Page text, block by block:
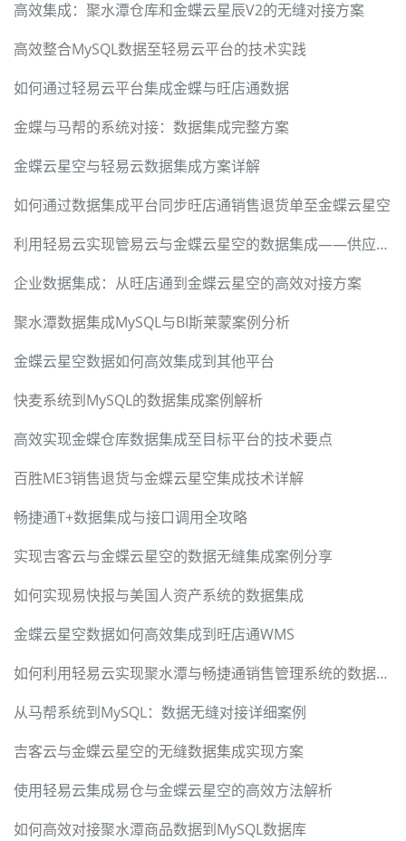
高效集成：聚水潭仓库和金蝶云星辰V2的无缝对接方案
高效整合MySQL数据至轻易云平台的技术实践
如何通过轻易云平台集成金蝶与旺店通数据
金蝶与马帮的系统对接：数据集成完整方案
金蝶云星空与轻易云数据集成方案详解
如何通过数据集成平台同步旺店通销售退货单至金蝶云星空
利用轻易云实现管易云与金蝶云星空的数据集成——供应商对接案例分析
企业数据集成：从旺店通到金蝶云星空的高效对接方案
聚水潭数据集成MySQL与BI斯莱蒙案例分析
金蝶云星空数据如何高效集成到其他平台
快麦系统到MySQL的数据集成案例解析
高效实现金蝶仓库数据集成至目标平台的技术要点
百胜ME3销售退货与金蝶云星空集成技术详解
畅捷通T+数据集成与接口调用全攻略
实现吉客云与金蝶云星空的数据无缝集成案例分享
如何实现易快报与美国人资产系统的数据集成
金蝶云星空数据如何高效集成到旺店通WMS
如何利用轻易云实现聚水潭与畅捷通销售管理系统的数据对接
从马帮系统到MySQL：数据无缝对接详细案例
吉客云与金蝶云星空的无缝数据集成实现方案
使用轻易云集成易仓与金蝶云星空的高效方法解析
如何高效对接聚水潭商品数据到MySQL数据库